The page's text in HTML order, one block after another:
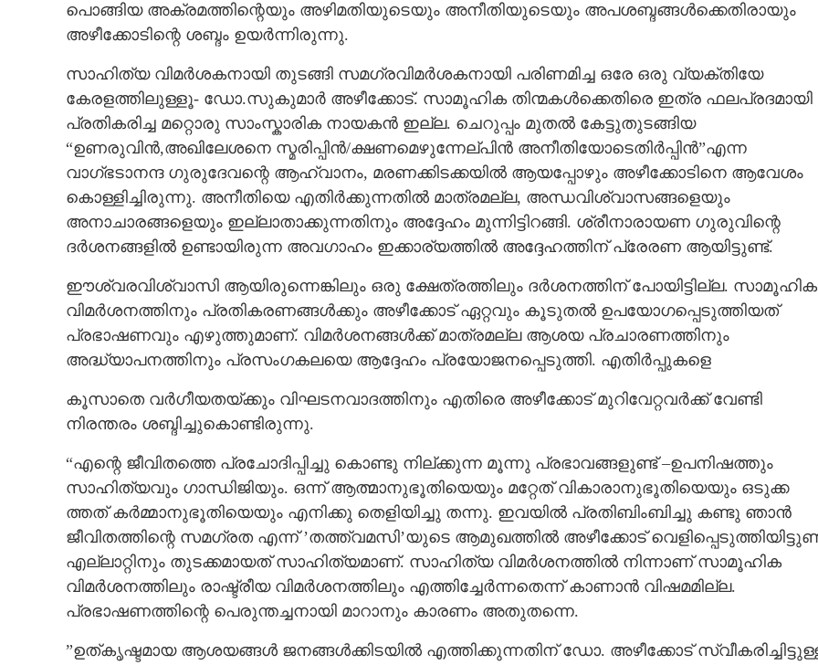
പൊങ്ങിയ അക്രമത്തിന്റെയും അഴിമതിയുടെയും അനീതിയുടെയും അപശബ്ദങ്ങൾക്കെതിരായും
അഴീക്കോടിന്റെ ശബ്ദം ഉയർന്നിരുന്നു.
സാഹിത്യ വിമർശകനായി തുടങ്ങി സമഗ്രവിമർശകനായി പരിണമിച്ച ഒരേ ഒരു വ്യക്തിയേ
കേരളത്തിലുള്ളൂ- ഡോ.സുകുമാർ അഴീക്കോട്. സാമൂഹിക തിന്മകൾക്കെതിരെ ഇത്ര ഫലപ്രദമായി
പ്രതികരിച്ച മറ്റൊരു സാംസ്കാരിക നായകൻ ഇല്ല. ചെറുപ്പം മുതൽ കേട്ടുതുടങ്ങിയ
“ഉണരുവിൻ,അഖിലേശനെ സ്മരിപ്പിൻ/ക്ഷണമെഴുന്നേല്പിൻ അനീതിയോടെതിർപ്പിൻ”എന്ന
വാഗ്ഭടാനന്ദ ഗുരുദേവന്റെ ആഹ്വാനം, മരണക്കിടക്കയിൽ ആയപ്പോഴും അഴീക്കോടിനെ ആവേശം
കൊള്ളിച്ചിരുന്നു. അനീതിയെ എതിർക്കുന്നതിൽ മാത്രമല്ല, അന്ധവിശ്വാസങ്ങളെയും
അനാചാരങ്ങളെയും ഇല്ലാതാക്കുന്നതിനും അദ്ദേഹം മുന്നിട്ടിറങ്ങി. ശ്രീനാരായണ ഗുരുവിന്റെ
ദർശനങ്ങളിൽ ഉണ്ടായിരുന്ന അവഗാഹം ഇക്കാര്യത്തിൽ അദ്ദേഹത്തിന് പ്രേരണ ആയിട്ടുണ്ട്.
ഈശ്വരവിശ്വാസി ആയിരുന്നെങ്കിലും ഒരു ക്ഷേത്രത്തിലും ദർശനത്തിന് പോയിട്ടില്ല. സാമൂഹിക
വിമർശനത്തിനും പ്രതികരണങ്ങൾക്കും അഴീക്കോട് ഏറ്റവും കൂടുതൽ ഉപയോഗപ്പെടുത്തിയത്
പ്രഭാഷണവും എഴുത്തുമാണ്. വിമർശനങ്ങൾക്ക് മാത്രമല്ല ആശയ പ്രചാരണത്തിനും
അദ്ധ്യാപനത്തിനും പ്രസംഗകലയെ ആദ്ദേഹം പ്രയോജനപ്പെടുത്തി. എതിർപ്പുകളെ
കൂസാതെ വർഗീയതയ്ക്കും വിഘടനവാദത്തിനും എതിരെ അഴീക്കോട് മുറിവേറ്റവർക്ക് വേണ്ടി
നിരന്തരം ശബ്ദിച്ചുകൊണ്ടിരുന്നു.
“എന്റെ ജീവിതത്തെ പ്രചോദിപ്പിച്ചു കൊണ്ടു നില്ക്കുന്ന മൂന്നു പ്രഭാവങ്ങളുണ്ട് –ഉപനിഷത്തും
സാഹിത്യവും ഗാന്ധിജിയും. ഒന്ന് ആത്മാനുഭൂതിയെയും മറ്റേത് വികാരാനുഭൂതിയെയും ഒടുക്ക
ത്തത് കർമ്മാനുഭൂതിയെയും എനിക്കു തെളിയിച്ചു തന്നു. ഇവയിൽ പ്രതിബിംബിച്ചു കണ്ടു ഞാൻ
ജീവിതത്തിന്റെ സമഗ്രത എന്ന് ’തത്ത്വമസി’യുടെ ആമുഖത്തിൽ അഴീക്കോട്
എല്ലാറ്റിനും തുടക്കമായത് സാഹിത്യമാണ്. സാഹിത്യ വിമർശനത്തിൽ നിന്നാണ് സാമൂഹിക
വിമർശനത്തിലും രാഷ്ട്രീയ വിമർശനത്തിലും എത്തിച്ചേർന്നതെന്ന് കാണാൻ വിഷമമില്ല.
പ്രഭാഷണത്തിന്റെ പെരുന്തച്ചനായി മാറാനും കാരണം അതുതന്നെ.
”ഉത്കൃഷ്ടമായ ആശയങ്ങൾ ജനങ്ങൾക്കിടയിൽ എത്തിക്കുന്നതിന് ഡോ. അഴീക്കോട്